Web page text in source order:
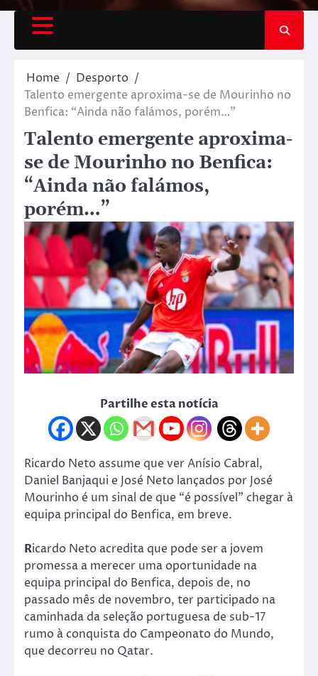
Home
Desporto
Talento emergente aproxima-se de Mourinho no
Benfica: “Ainda não falámos, porém…”
Talento emergente aproxima-
se de Mourinho no Benfica:
“Ainda não falámos,
porém…”
Partilhe esta notícia
Ricardo Neto assume que ver Anísio Cabral,
Daniel Banjaqui e José Neto lançados por José
Mourinho é um sinal de que “é possível” chegar à
equipa principal do Benfica, em breve.
Ricardo Neto acredita que pode ser a jovem
promessa a merecer uma oportunidade na
equipa principal do Benfica, depois de, no
passado mês de novembro, ter participado na
caminhada da seleção portuguesa de sub-17
rumo à conquista do Campeonato do Mundo,
que decorreu no Qatar.